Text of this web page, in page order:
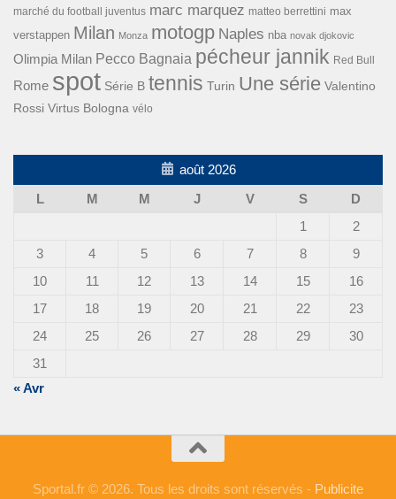
marché du football juventus marc marquez matteo berrettini max
verstappen Milan Monza motogp Naples nba novak djokovic
Olimpia Milan Pecco Bagnaia pécheur jannik Red Bull
Rome spot Série B tennis Turin Une série Valentino
Rossi Virtus Bologna vélo
août 2026
L
M M J V S
D
1
2
3
4 5 6 7 8
9
10
11 12 13 14 15
16
17
18 19 20 21 22
23
24
25 26 27 28 29
30
31
« Avr
Sportal.fr © 2026. Tous les droits sont réservés - Publicite